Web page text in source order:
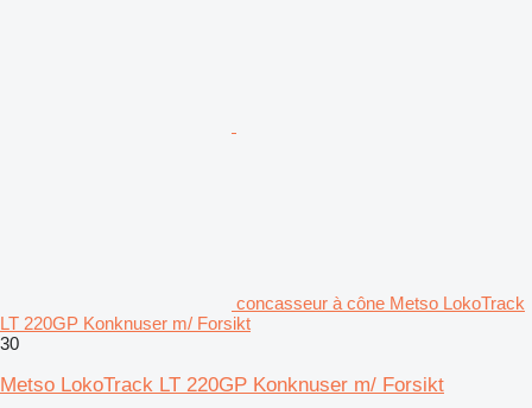
concasseur à cône Metso LokoTrack
LT 220GP Konknuser m/ Forsikt
30
Metso LokoTrack LT 220GP Konknuser m/ Forsikt